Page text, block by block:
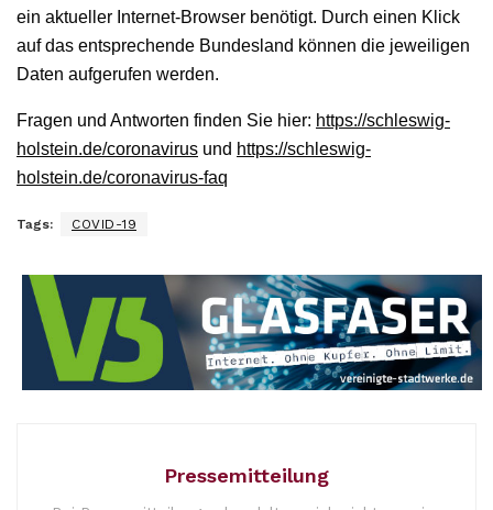
ein aktueller Internet-Browser benötigt. Durch einen Klick
auf das entsprechende Bundesland können die jeweiligen
Daten aufgerufen werden.
Fragen und Antworten finden Sie hier: https://schleswig-
holstein.de/coronavirus und https://schleswig-
holstein.de/coronavirus-faq
Tags: COVID-19
Pressemitteilung